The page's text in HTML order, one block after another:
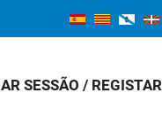
SESSÃO / REGISTAR